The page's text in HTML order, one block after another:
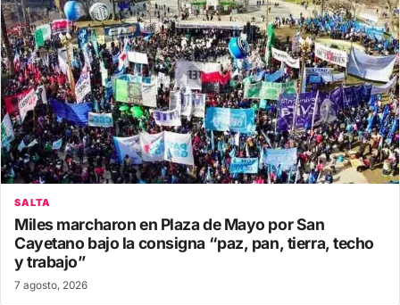
SALTA
Miles marcharon en Plaza de Mayo por San
Cayetano bajo la consigna “paz, pan, tierra, techo
y trabajo”
7 agosto, 2026